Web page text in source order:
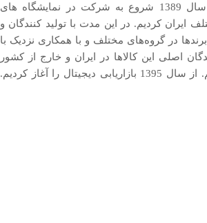
خود را آغاز کردیم. در سال 1389 شروع به شرکت در نمایشگاه های
کردیم. در اين مدت با توليد كنندگان و
برندها در گروه‌‏های مختلف و با همکاری نزدیک با
اصلی این کالاها در ایران و خارج از کشور
را آغاز کردیم.